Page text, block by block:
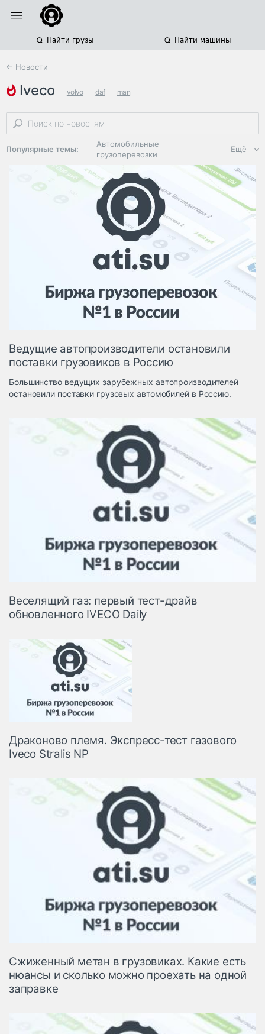
Найти грузы Найти машины
← Новости
iveco volvo daf man
Популярные темы:
Автомобильные
грузоперевозки
Региональная
логистика
ЭДО, ИТ в
логистике
Дороги,
инфраструктура
Логистика, грузы
Негабаритные и
опасные грузы
Безопасность и
Таможня и ВЭД
грузовые
терминалы
Спецтехника
Автосервис,
запчасти, шины
Топливо, масла и
автохимия
Дзен
Ещё
Ведущие автопроизводители остановили
поставки грузовиков в Россию
Большинство ведущих зарубежных автопроизводителей
остановили поставки грузовых автомобилей в Россию.
Веселящий газ: первый тест-драйв
обновленного IVECO Daily
Драконово племя. Экспресс-тест газового
Iveco Stralis NP
Сжиженный метан в грузовиках. Какие есть
нюансы и сколько можно проехать на одной
заправке